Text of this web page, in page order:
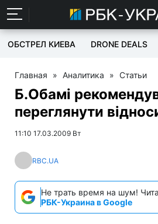
ОБСТРЕЛ КИЕВА DRONE DEALS
Главная » Аналитика » Статьи
Б.Обамі
переглянути
11:10 17.03.2009 Вт
RBC.UA
Не трать время на шум!
РБК-Украина в Google